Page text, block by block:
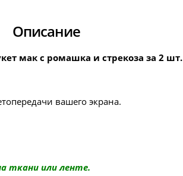
Описание
мак с ромашка и стрекоза за 2 шт.
вашего экрана.
ткани или ленте.